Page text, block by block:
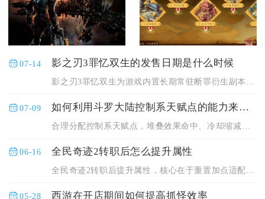
07-14 影之刃3罪忆双生的发售日期是什么时候
影之刃3罪忆双生为游戏内置长期常驻断罪衍生副本，随主线第七幕...
07-09 如何利用斗罗大陆控制系天赋点的能力来战胜敌人
06-16 全民奇迹2转职后怎么提升属性
05-28 西游在开店期间如何提高抓怪效率